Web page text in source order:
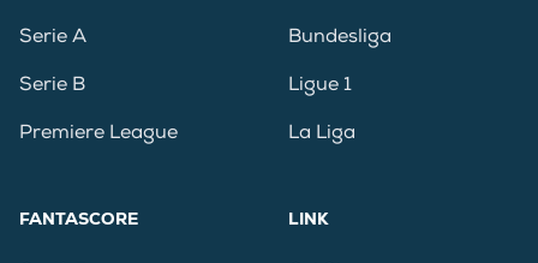
Serie A
Serie B
Premiere League
Bundesliga
Ligue 1
La Liga
FANTASCORE LINK